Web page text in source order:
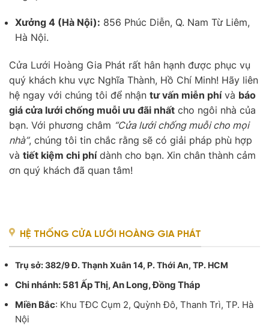
Xưởng 4 (Hà Nội): 856 Phúc Diễn, Q. Nam Từ Liêm,
Hà Nội.
Cửa Lưới Hoàng Gia Phát rất hân hạnh được phục vụ
quý khách khu vực Nghĩa Thành, Hồ Chí Minh! Hãy liên
hệ ngay với chúng tôi để nhận tư vấn miễn phívà báo
giá cửa lưới chống muỗi ưu đãi nhất cho ngôi nhà của
bạn. Với phương châm “Cửa lưới chống muỗi cho mọi
nhà”, chúng tôi tin chắc rằng sẽ có giải pháp phù hợp
và tiết kiệm chi phídành cho bạn. Xin chân thành cảm
ơn quý khách đã quan tâm!
HỆ THỐNG CỬA LƯỚI HOÀNG GIA PHÁT
Trụ sở: 382/9 Đ. Thạnh Xuân 14, P. Thới An, TP. HCM
Chi nhánh: 581 Ấp Thị, An Long, Đồng Tháp
Miền Bắc: Khu TĐC Cụm 2, Quỳnh Đô, Thanh Trì, TP. Hà
Nội